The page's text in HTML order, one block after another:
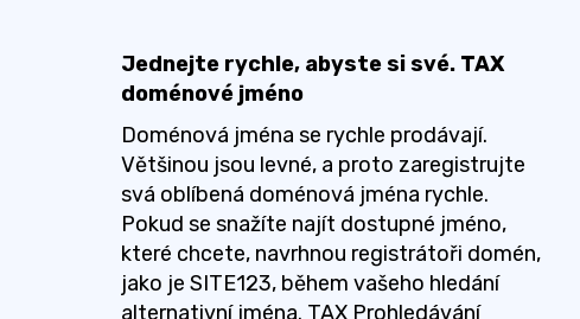
Jednejte rychle, abyste si své. TAX
doménové jméno
Doménová jména se rychle prodávají.
Většinou jsou levné, a proto zaregistrujte
svá oblíbená doménová jména rychle.
Pokud se snažíte najít dostupné jméno,
které chcete, navrhnou registrátoři domén,
jako je SITE123, během vašeho hledání
alternativní jména. TAX Prohledávání